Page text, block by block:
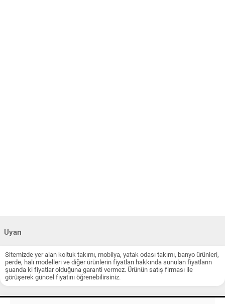
Uyarı
Sitemizde yer alan koltuk takımı, mobilya, yatak odası takımı, banyo ürünleri,
perde, halı modelleri ve diğer ürünlerin fiyatları hakkında sunulan fiyatların
şuanda ki fiyatlar olduğuna garanti vermez. Ürünün satış firması ile
görüşerek güncel fiyatını öğrenebilirsiniz.